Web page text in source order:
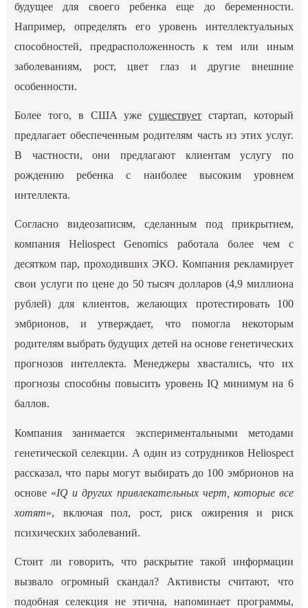
будущее для своего ребенка еще до беременности.
Например, определять его уровень интеллектуальных
способностей, предрасположенность к тем или иным
заболеваниям, рост, цвет глаз и другие внешние
особенности.
Более того, в США ужесуществует стартап, который
предлагает обеспеченным родителям часть из этих услуг.
В частности, они предлагают клиентам услугу по
рождению ребенка с наиболее высоким уровнем
интеллекта.
Согласно видеозаписям, сделанным под прикрытием,
компания Heliospect Genomics работала более чем с
десятком пар, проходивших ЭКО. Компания рекламирует
свои услуги по цене до 50 тысяч долларов (4,9 миллиона
рублей) для клиентов, желающих протестировать 100
эмбрионов, и утверждает, что помогла некоторым
родителям выбрать будущих детей на основе генетических
прогнозов интеллекта. Менеджеры хвастались, что их
прогнозы способны повысить уровень IQ минимум на 6
баллов.
Компания занимается экспериментальными методами
генетической селекции. А один из сотрудников Heliospect
рассказал, что пары могут выбирать до 100 эмбрионов на
основе «IQ и других привлекательных черт, которые все
хотят», включая пол, рост, риск ожирения и риск
психических заболеваний.
Стоит ли говорить, что раскрытие такой информации
вызвало огромный скандал? Активисты считают, что
подобная селекция не этична, напоминает программы,